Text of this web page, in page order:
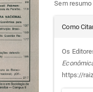
Sem resumo
do
Como
Os
https://